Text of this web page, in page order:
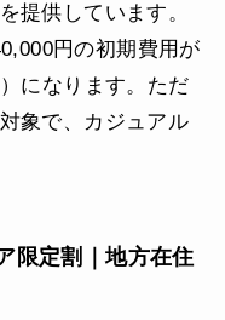
提供しています。
円の初期費用が
になります。ただ
象で、カジュアル
限定割｜地方在住